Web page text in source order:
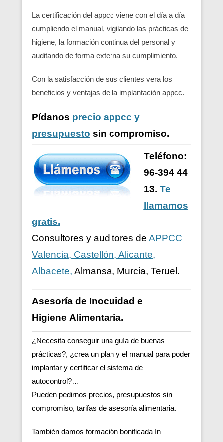
La certificación del appcc viene con el día a día
cumpliendo el manual, vigilando las prácticas de
higiene, la formación continua del personal y
auditando de forma externa su cumplimiento.
Con la satisfacción de sus clientes vera los
beneficios y ventajas de la implantación appcc.
Pídanos precio appcc y
presupuesto sin compromiso.
Teléfono:
96-394 44
13. Te
llamamos
gratis.
Consultores y auditores de APPCC
Valencia, Castellón, Alicante,
Albacete, Almansa, Murcia, Teruel.
Asesoría de Inocuidad e
Higiene Alimentaria.
¿Necesita conseguir una guía de buenas
prácticas?, ¿crea un plan y el manual para poder
implantar y certificar el sistema de
autocontrol?…
Pueden pedirnos precios, presupuestos sin
compromiso, tarifas de asesoría alimentaria.
También damos formación bonificada In